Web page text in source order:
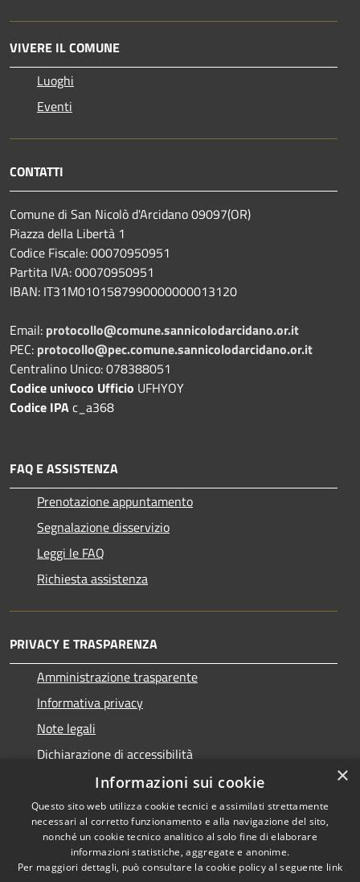
VIVERE IL COMUNE
Luoghi
Eventi
CONTATTI
Comune di San Nicolò d'Arcidano 09097(OR)
Piazza della Libertà 1
Codice Fiscale: 00070950951
Partita IVA: 00070950951
IBAN: IT31M0101587990000000013120
Email: protocollo@comune.sannicolodarcidano.or.it
PEC: protocollo@pec.comune.sannicolodarcidano.or.it
Centralino Unico: 078388051
Codice univoco Ufficio UFHYOY
Codice IPAc_a368
FAQ E ASSISTENZA
Prenotazione appuntamento
Segnalazione disservizio
Leggi le FAQ
Richiesta assistenza
PRIVACY E TRASPARENZA
Amministrazione trasparente
Informativa privacy
Note legali
Dichiarazione di accessibilità
Accessibilità
Privacy
Copyright © 2026 • Comune di
San Nicolò d'Arcidano •
Powered byMunicipium •
×
Informazioni sui cookie
Questo sito web utilizza cookie tecnici e assimilati strettamente
necessari al corretto funzionamento e alla navigazione del sito,
nonché un cookie tecnico analitico al solo fine di elaborare
informazioni statistiche, aggregate e anonime.
Per maggiori dettagli, può consultare la cookie policy al seguente link